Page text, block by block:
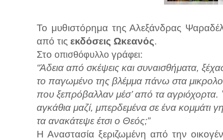
Το μυθιστόρημα της Αλεξάνδρας
από τις εκδόσεις Ωκεανός.
Στο οπισθόφυλλο γράφει:
“Άδεια από σκέψεις και συναισθήματα,
το παγωμένο της βλέμμα πάνω στα
που ξεπρόβαλλαν μέσ’ από τα αγριόχορτα.
αγκάθια μαζί, μπερδεμένα σε ένα κομμάτι
τα ανακάτεψε έτσι ο Θεός;”
Η Αναστασία ξεριζωμένη από την